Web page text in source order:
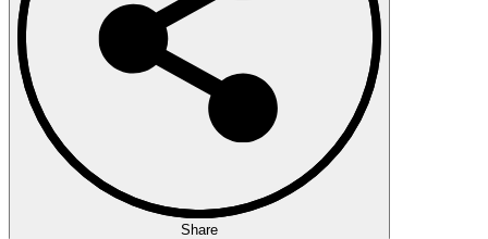
Share